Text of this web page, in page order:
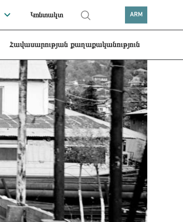
Կոնտակտ ARM
Հավասարության քաղաքականություն